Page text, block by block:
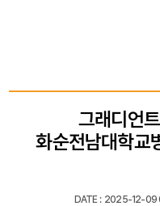
그래디언
화순전남대학교
DATE : 2025-12-09